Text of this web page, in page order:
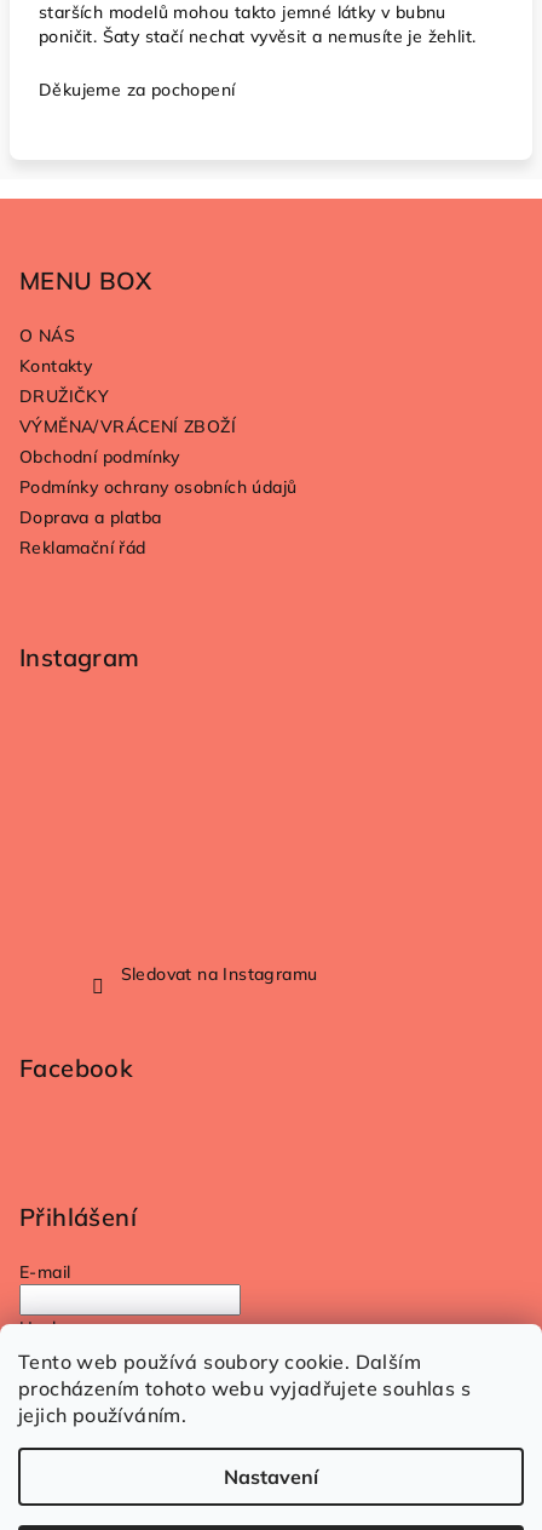
Tento web používá soubory cookie. Dalším
procházením tohoto webu vyjadřujete souhlas s
jejich používáním.
Nastavení
starších modelů mohou takto jemné látky v bubnu
poničit. Šaty stačí nechat vyvěsit a nemusíte je žehlit.
Děkujeme za pochopení
MENU BOX
O NÁS
Kontakty
DRUŽIČKY
VÝMĚNA/VRÁCENÍ ZBOŽÍ
Obchodní podmínky
Podmínky ochrany osobních údajů
Doprava a platba
Reklamační řád
Instagram
Sledovat na Instagramu
Facebook
Přihlášení
E-mail
Heslo
Přihlásit se
Nová registraceZapomenuté heslo